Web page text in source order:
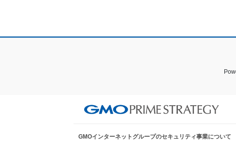
GMOインターネットグループのセキュリティ事業について